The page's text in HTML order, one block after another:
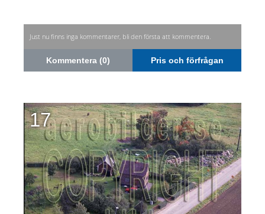
Just nu finns inga kommentarer, bli den första att kommentera.
Kommentera (0) Pris och förfrågan
17